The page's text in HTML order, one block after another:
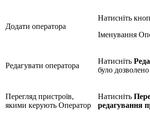
Додати оператора
Натисніть
Іменування
Редагувати оператора
Натисніть
було
Перегляд пристроїв,
якими керують Оператор
Натисніть
редагування